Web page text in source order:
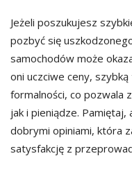
Jeżeli poszukujesz
pozbyć się
samochodów może
oni uczciwe ceny,
formalności, co pozwala
jak i pieniądze.
dobrymi opiniami, która
satysfakcję z